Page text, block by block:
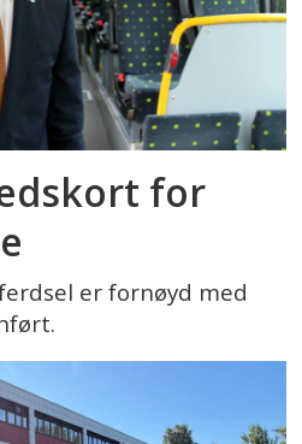
for
er fornøyd med